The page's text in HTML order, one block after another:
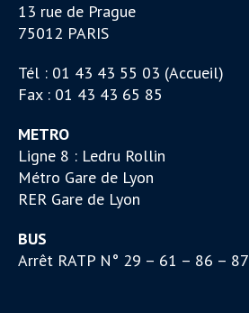
13 rue de Prague
75012 PARIS
Tél : 01 43 43 55 03 (Accueil)
Fax : 01 43 43 65 85
METRO
Ligne 8 : Ledru Rollin
Métro Gare de Lyon
RER Gare de Lyon
BUS
Arrêt RATP N° 29 – 61 – 86 – 87